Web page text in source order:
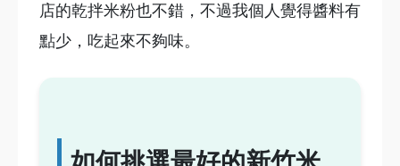
店的乾拌米粉也不錯，不過我個人覺得醬料有
點少，吃起來不夠味。